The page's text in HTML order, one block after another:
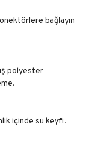
bağlayın
polyester
içinde su keyfi.